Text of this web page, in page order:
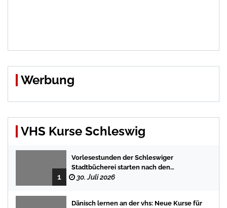
Werbung
VHS Kurse Schleswig
1
Vorlesestunden der Schleswiger
Stadtbücherei starten nach den
Sommerferien mit spannenden
30. Juli 2026
Dänisch lernen an der vhs: Neue Kurse für